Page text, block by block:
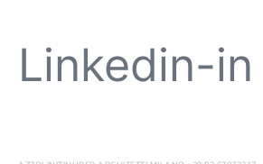
Linkedin-in